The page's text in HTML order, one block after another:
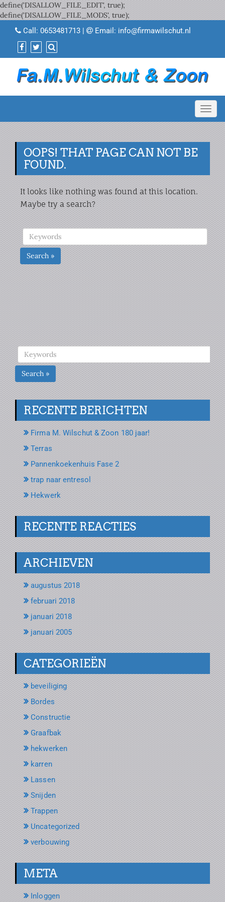
define('DISALLOW_FILE_EDIT', true);
define('DISALLOW_FILE_MODS', true);
Call: 0653481713 | Email: info@firmawilschut.nl
OOPS! THAT PAGE CAN NOT BE
FOUND.
It looks like nothing was found at this location.
Maybe try a search?
Search »
Search »
RECENTE BERICHTEN
Firma M. Wilschut & Zoon 180 jaar!
Terras
Pannenkoekenhuis Fase 2
trap naar entresol
Hekwerk
RECENTE REACTIES
ARCHIEVEN
augustus 2018
februari 2018
januari 2018
januari 2005
CATEGORIEËN
beveiliging
Bordes
Constructie
Graafbak
hekwerken
karren
Lassen
Snijden
Trappen
Uncategorized
verbouwing
META
Inloggen